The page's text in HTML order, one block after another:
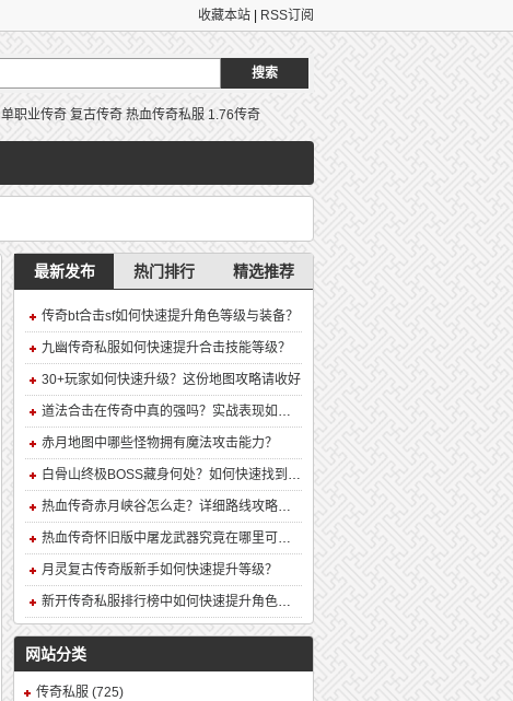
收藏本站 RSS订阅
单职业传奇 复古传奇 热血传奇私服 1.76传奇
最新发布 热门排行 精选推荐
传奇bt合击sf如何快速提升角色等级与装备？
九幽传奇私服如何快速提升合击技能等级？
30+玩家如何快速升级？这份地图攻略请收好
道法合击在传奇中真的强吗？实战表现如何？
赤月地图中哪些怪物拥有魔法攻击能力？
白骨山终极BOSS藏身何处？如何快速找到并击败它？
热血传奇赤月峡谷怎么走？详细路线攻略解析
热血传奇怀旧版中屠龙武器究竟在哪里可以合成？
月灵复古传奇版新手如何快速提升等级？
新开传奇私服排行榜中如何快速提升角色战力？
网站分类
传奇私服 (725)